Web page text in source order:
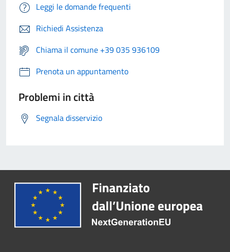
Leggi le domande frequenti
Richiedi Assistenza
Chiama il comune +39 035 936109
Prenota un appuntamento
Problemi in città
Segnala disservizio